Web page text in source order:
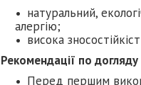
натуральний,
алергію;
висока
Рекомендації по догляду
Перед першим